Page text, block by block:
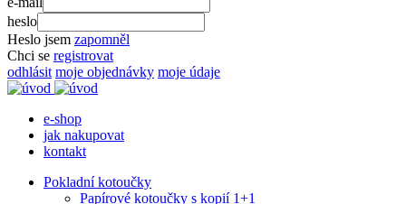
heslo
Heslo jsem zapomněl
Chci se registrovat
odhlásit moje objednávky moje údaje
e-shop
jak nakupovat
kontakt
Pokladní kotoučky
Papírové kotoučky s kopií 1+1